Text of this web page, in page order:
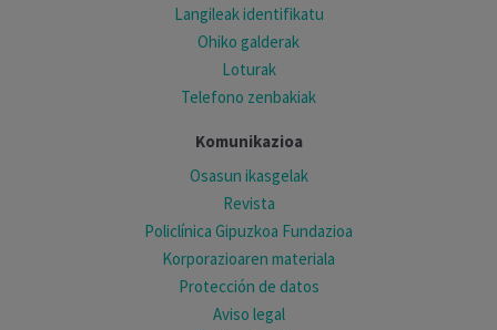
Langileak identifikatu
Ohiko galderak
Loturak
Telefono zenbakiak
Komunikazioa
Osasun ikasgelak
Revista
Policlínica Gipuzkoa Fundazioa
Korporazioaren materiala
Protección de datos
Aviso legal